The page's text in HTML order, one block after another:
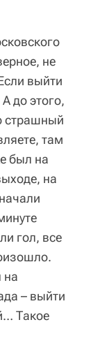
не
выйти
до этого,
страшный
там
был на
на
гол, все
на
– выйти
Такое